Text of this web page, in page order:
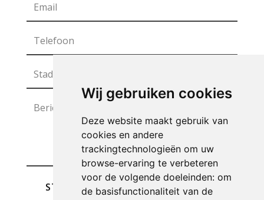
Wij gebruiken cookies
Deze website maakt gebruik van
cookies en andere
trackingtechnologieën om uw
browse-ervaring te verbeteren
voor de volgende doeleinden: om
de basisfunctionaliteit van de
STUREN